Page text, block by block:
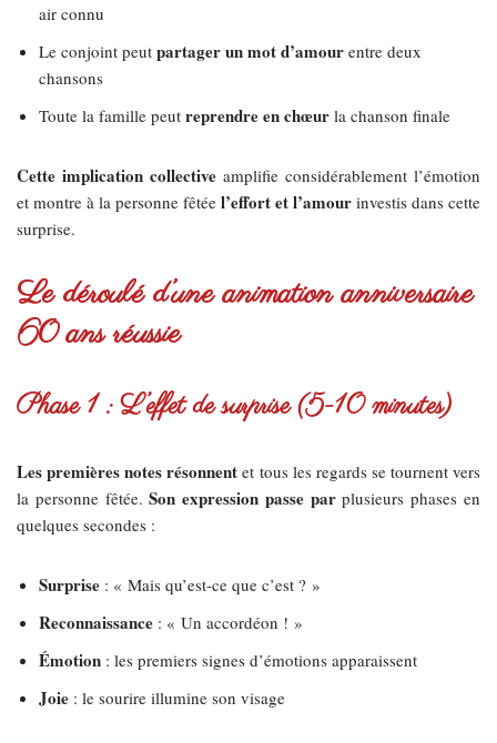
air connu
Le conjoint peut partager un mot d’amour entre deux
chansons
Toute la famille peut reprendre en chœur la chanson finale
Cette implication collective amplifie considérablement l’émotion
et montre à la personne fêtée l’effort et l’amour investis dans cette
surprise.
Le déroulé d’une animation anniversaire
60 ans réussie
Phase 1 : L’effet de surprise (5-10 minutes)
Les premières notes résonnent et tous les regards se tournent vers
la personne fêtée.Son expression passe parplusieurs phases en
quelques secondes :
Surprise : « Mais qu’est-ce que c’est ? »
Reconnaissance : « Un accordéon ! »
Émotion : les premiers signes d’émotions apparaissent
Joie : le sourire illumine son visage